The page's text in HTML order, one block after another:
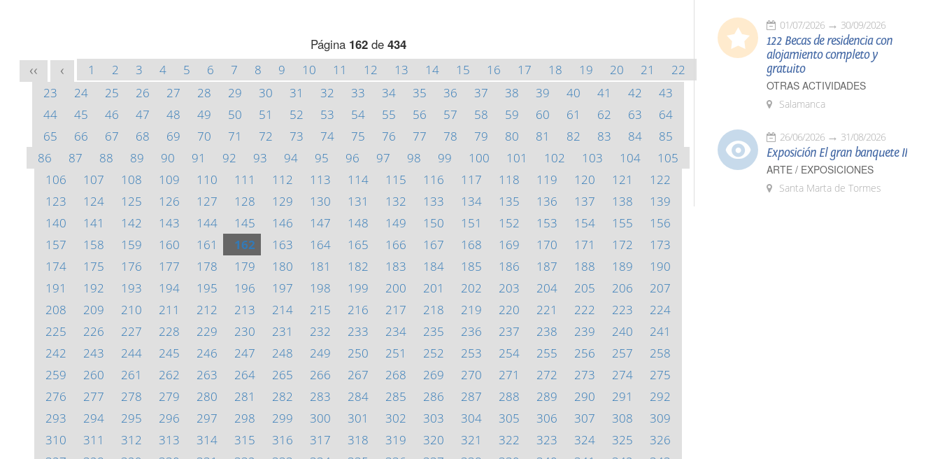
Página 162de 434
<< < 1 2 3 4 5 6 7 8 9 10 11 12 13 14 15 16 17 18 19 20 21
22
23
24 25 26 27 28 29 30 31 32 33 34 35 36 37 38 39 40 41 42
43
44
45 46 47 48 49 50 51 52 53 54 55 56 57 58 59 60 61 62 63
64
65
66 67 68 69 70 71 72 73 74 75 76 77 78 79 80 81 82 83 84
85
86
87 88 89 90 91 92 93 94 95 96 97 98 99 100 101 102 103 104
105
106
107 108 109 110 111 112 113 114 115 116 117 118 119 120 121
122
123
124 125 126 127 128 129 130 131 132 133 134 135 136 137 138
139
140
141 142 143 144 145 146 147 148 149 150 151 152 153 154 155
156
157
158 159 160 161 162 163 164 165 166 167 168 169 170 171 172
173
174
175 176 177 178 179 180 181 182 183 184 185 186 187 188 189
190
191
192 193 194 195 196 197 198 199 200 201 202 203 204 205 206
207
208
209 210 211 212 213 214 215 216 217 218 219 220 221 222 223
224
225
226 227 228 229 230 231 232 233 234 235 236 237 238 239 240
241
242
243 244 245 246 247 248 249 250 251 252 253 254 255 256 257
258
259
260 261 262 263 264 265 266 267 268 269 270 271 272 273 274
275
276
277 278 279 280 281 282 283 284 285 286 287 288 289 290 291
292
293
294 295 296 297 298 299 300 301 302 303 304 305 306 307 308
309
310
311 312 313 314 315 316 317 318 319 320 321 322 323 324 325
326
01/07/2026 30/09/2026
122 Becas de residencia con
alojamiento completo y
gratuito
OTRAS ACTIVIDADES
Salamanca
26/06/2026 31/08/2026
Exposición El gran banquete II
ARTE / EXPOSICIONES
Santa Marta de Tormes